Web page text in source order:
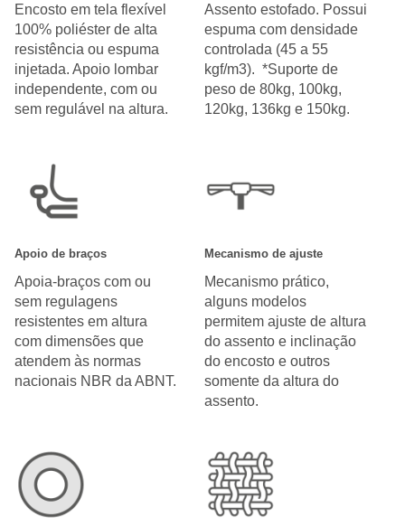
Encosto em tela flexível
100% poliéster de alta
resistência ou espuma
injetada. Apoio lombar
independente, com ou
sem regulável na altura.
Assento estofado. Possui
espuma com densidade
controlada (45 a 55
kgf/m3). *Suporte de
peso de 80kg, 100kg,
120kg, 136kg e 150kg.
Apoio de braços
Apoia-braços com ou
sem regulagens
resistentes em altura
com dimensões que
atendem às normas
nacionais NBR da ABNT.
Mecanismo de ajuste
Mecanismo prático,
alguns modelos
permitem ajuste de altura
do assento e inclinação
do encosto e outros
somente da altura do
assento.